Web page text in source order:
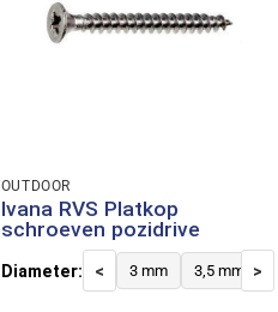
OUTDOOR
Ivana RVS Platkop
schroeven pozidrive
Diameter: < 3 mm 3,5 mm >